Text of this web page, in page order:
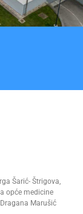
Šarić- Štrigova,
opće medicine
Marušić